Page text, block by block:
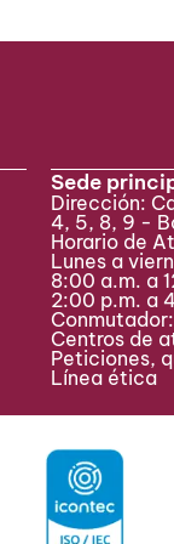
Sede
Dirección:
4, 5, 8, 9 -
Horario de
Lunes a
8:00 a.m. a
2:00 p.m. a
Conmutador:
Centros de
Peticiones,
Línea ética